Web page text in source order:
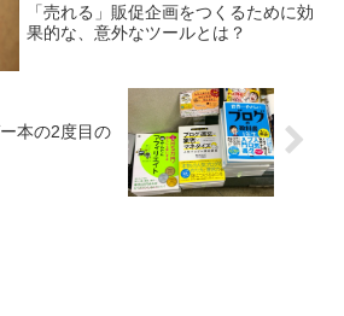
「売れる」販促企画をつくるために効
果的な、意外なツールとは？
本の2度目の